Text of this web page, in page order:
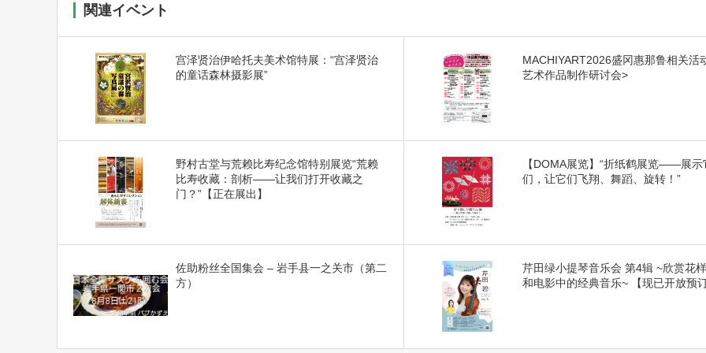
関連イベント
宫泽贤治伊哈托夫美术馆特展：“宫泽贤治
的童话森林摄影展”
MACHIYART2026盛冈惠那鲁相关活
艺术作品制作研讨会>
野村古堂与荒赖比寿纪念馆特别展览“荒赖
比寿收藏：剖析——让我们打开收藏之
门？”【正在展出】
【DOMA展览】“折纸鹤展览——展示
们，让它们飞翔、舞蹈、旋转！”
佐助粉丝全国集会 – 岩手县一之关市（第二
方）
芹田绿小提琴音乐会 第4辑 ~欣赏花
和电影中的经典音乐~ 【现已开放预订